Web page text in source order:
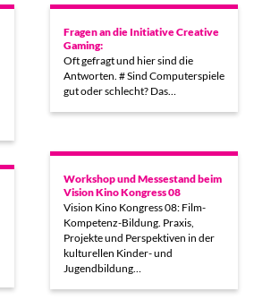
Fragen an die Initiative Creative
Gaming:
Oft gefragt und hier sind die
Antworten. # Sind Computerspiele
gut oder schlecht? Das…
Workshop und Messestand beim
Vision Kino Kongress 08
Vision Kino Kongress 08: Film-
Kompetenz-Bildung. Praxis,
Projekte und Perspektiven in der
kulturellen Kinder- und
Jugendbildung…